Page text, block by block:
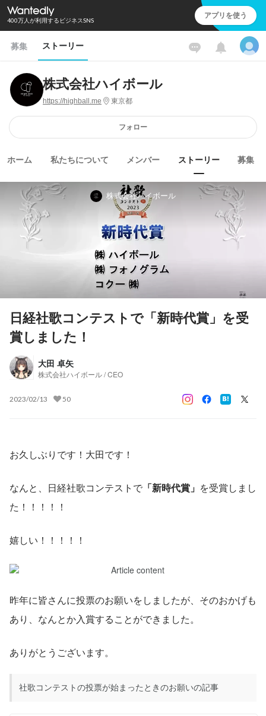
400万人が利用するビジネスSNS アプリを使う
募集 ストーリー
株式会社ハイボール
https://highball.me 東京都
フォロー
ホーム 私たちについて メンバー ストーリー 募集
株式会社ハイボール
日経社歌コンテストで「新時代賞」を受
賞しました！
大田 卓矢
株式会社ハイボール / CEO
2023/02/13 50
お久しぶりです！大田です！
なんと、日経社歌コンテストで 「新時代賞」 を受賞しまし
た！！！！！
嬉しい！！！！！
昨年に皆さんに投票のお願いをしましたが、そのおかげも
あり、なんとか入賞することができました。
ありがとうございます。
社歌コンテストの投票が始まったときのお願いの記事